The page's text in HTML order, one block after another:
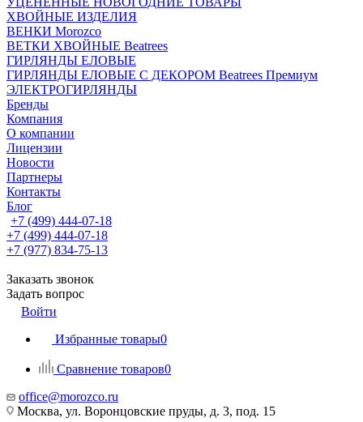
ХВОЙНЫЕ ИЗДЕЛИЯ
ВЕНКИ Morozco
ВЕТКИ ХВОЙНЫЕ Beatrees
ГИРЛЯНДЫ ЕЛОВЫЕ
ГИРЛЯНДЫ ЕЛОВЫЕ С ДЕКОРОМ Beatrees Премиум
ЭЛЕКТРОГИРЛЯНДЫ
Бренды
Компания
О компании
Лицензии
Новости
Партнеры
Контакты
Блог
+7 (499) 444-07-18
+7 (499) 444-07-18
+7 (977) 834-75-13
Заказать звонок
Задать вопрос
Войти
Избранные товары0
Сравнение товаров0
office@morozco.ru
Москва, ул. Воронцовские пруды, д. 3, под. 15